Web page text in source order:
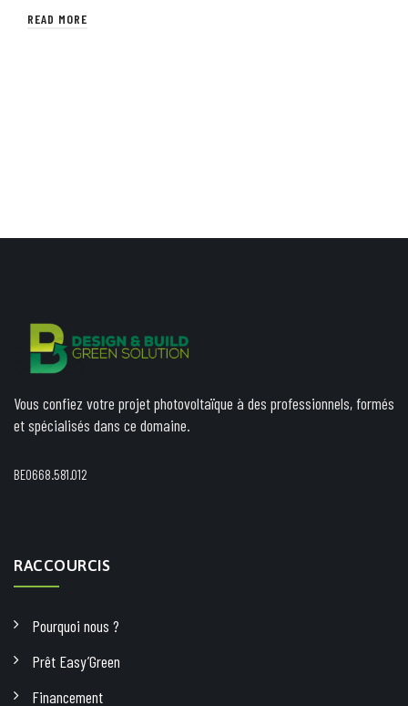
READ MORE
Vous confiez votre projet photovoltaïque à des professionnels, formés
et spécialisés dans ce domaine.
BE0668.581.012
RACCOURCIS
Pourquoi nous ?
Prêt Easy’Green
Financement